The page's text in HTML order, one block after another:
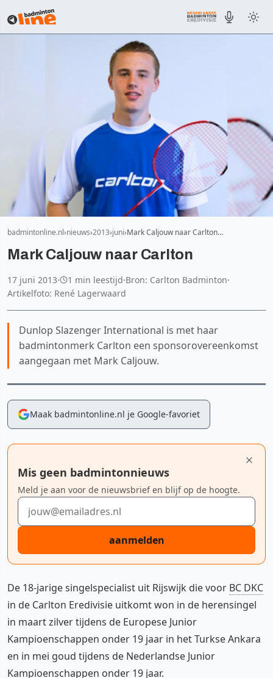
badmintonline.nl nieuws 2013 juni Mark Caljouw naar Carlton…
Mark Caljouw naar Carlton
17 juni 2013· 1 min leestijd·Bron: Carlton Badminton·
Artikelfoto: René Lagerwaard
Dunlop Slazenger International is met haar
badmintonmerk Carlton een sponsorovereenkomst
aangegaan met Mark Caljouw.
Maak badmintonline.nl je Google-favoriet
Mis geen badmintonnieuws
Meld je aan voor de nieuwsbrief en blijf op de hoogte.
E-mailadres
aanmelden
De 18-jarige singelspecialist uit Rijswijk die voor BC DKC
in de Carlton Eredivisie uitkomt won in de herensingel
in maart zilver tijdens de Europese Junior
Kampioenschappen onder 19 jaar in het Turkse Ankara
en in mei goud tijdens de Nederlandse Junior
Kampioenschappen onder 19 jaar.